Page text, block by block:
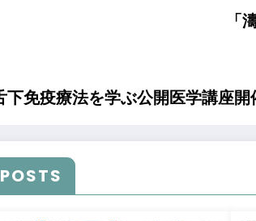
「
下免疫療法を学ぶ公開医学講座開